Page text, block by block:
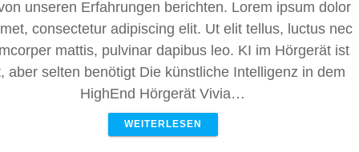
unseren Erfahrungen berichten. Lorem ipsum dolor
consectetur adipiscing elit. Ut elit tellus, luctus nec
mattis, pulvinar dapibus leo. KI im Hörgerät ist
aber selten benötigt Die künstliche Intelligenz in dem
HighEnd Hörgerät Vivia…
WEITERLESEN